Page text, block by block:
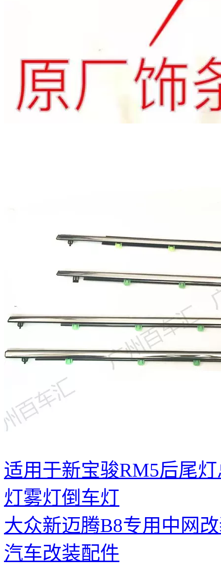
适用于新宝骏RM5后尾
灯雾灯倒车灯
大众新迈腾B8专用中网
汽车改装配件